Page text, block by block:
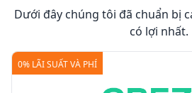
Dưới đây chúng tôi đã chuẩn bị
có lợi nhất.
0% LÃI SUẤT VÀ PHÍ